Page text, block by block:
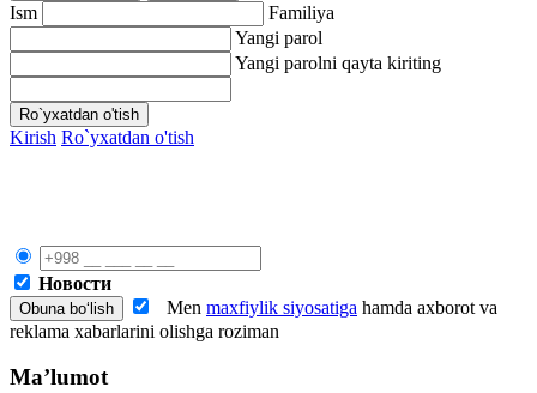
Ism
Familiya
Yangi parol
Yangi parolni qayta kiriting
Ro`yxatdan o'tish
Kirish Ro`yxatdan o'tish
Новости
Men maxfiylik siyosatiga hamda axborot va
reklama xabarlarini olishga roziman
Ma’lumot